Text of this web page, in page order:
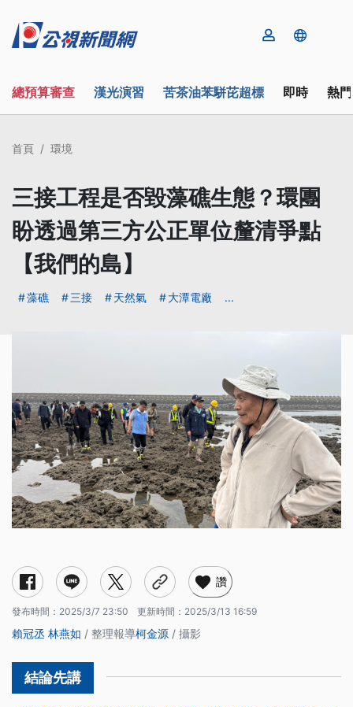
總預算審查 漢光演習 苦茶油苯駢芘超標 即時 熱
首頁 環境
三接工程是否毀藻礁生態？環團
盼透過第三方公正單位釐清爭點
【我們的島】
藻礁 三接 天然氣 大潭電廠 ...
爭點一：淤沙從哪裡來？對殼狀珊瑚藻有何影響？
爭點二：施工對保育類柴山多杯孔珊瑚的影響
爭點三：施工時藻礁礁體是否受到破壞？
讚
發布時間： 2025/3/7 23:50 更新時間： 2025/3/13 16:59
賴冠丞 林燕如 / 整理報導柯金源 / 攝影